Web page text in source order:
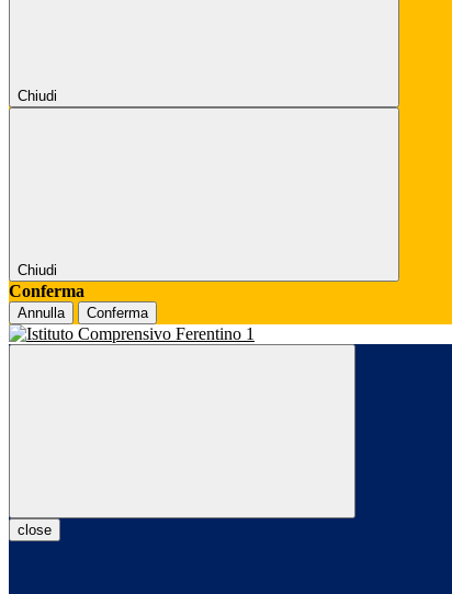
Chiudi
Chiudi
Conferma
Annulla Conferma
close